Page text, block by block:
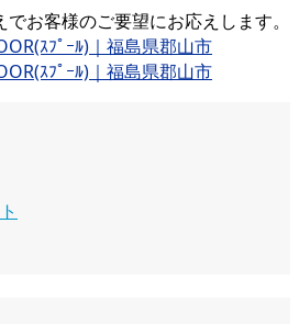
お客様のご要望にお応えします。